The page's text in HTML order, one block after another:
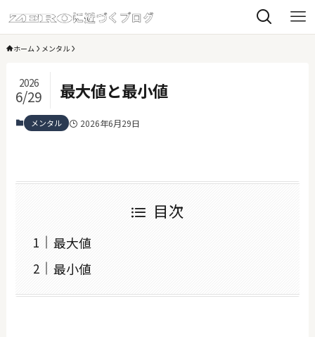
ホーム メンタル
最大値と最小値
2026
6/29
メンタル 2026年6月29日
目次
最大値
最小値